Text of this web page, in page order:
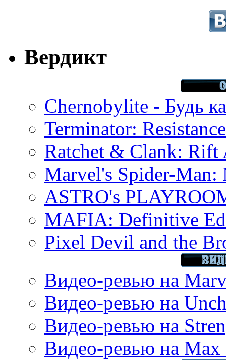
Вердикт
Chernobylite - Будь
Terminator:
Ratchet & Clank: Rift
Marvel's Spider-Man:
ASTRO's
MAFIA: Definitive
Pixel Devil and the
Видео-ревью на
Видео-ревью на
Видео-ревью на
Видео-ревью на Max